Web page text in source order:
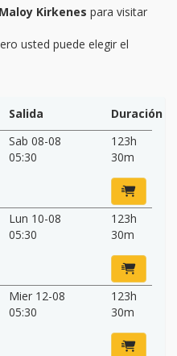
Maloy Kirkenes para visitar
usted puede elegir el
Salida
Duración
Sab 08-08
05:30
123h
30m
Lun 10-08
05:30
123h
30m
Mier 12-08
05:30
123h
30m